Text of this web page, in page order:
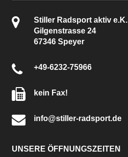
Stiller Radsport aktiv e.K.
Gilgenstrasse 24
67346 Speyer
+49-6232-75966
kein Fax!
info@stiller-radsport.de
UNSERE ÖFFNUNGSZEITEN